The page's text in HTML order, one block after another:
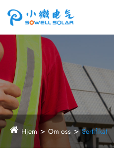
Hjem Om oss Sertifikat